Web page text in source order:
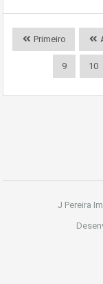
Primeiro
9 10
J Pereira